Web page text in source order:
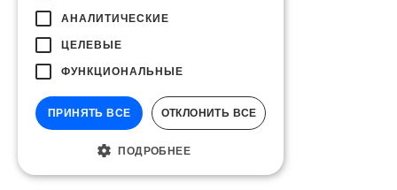
АНАЛИТИЧЕСКИЕ
ЦЕЛЕВЫЕ
ФУНКЦИОНАЛЬНЫЕ
ПРИНЯТЬ ВСЕ ОТКЛОНИТЬ ВСЕ
ПОДРОБНЕЕ